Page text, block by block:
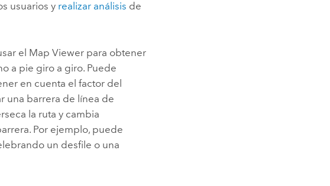
usuarios y realizar análisis de
el Map Viewer para obtener
a pie giro a giro. Puede
en cuenta el factor del
una barrera de línea de
la ruta y cambia
Por ejemplo, puede
un desfile o una